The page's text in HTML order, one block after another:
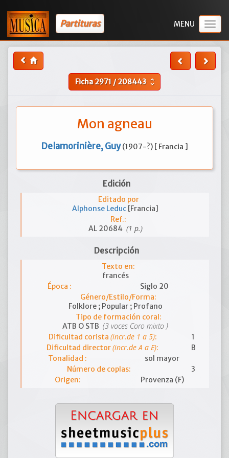
Partituras
Ficha2971 /208443 unfold_more
Mon agneau
Delamorinière, Guy (1907-?) [ Francia ]
Edición
Editado por
Alphonse Leduc [Francia]
Ref.:
AL 20684 (1 p.)
Descripción
Texto en:
francés
Época :
Siglo 20
Género/Estilo/Forma:
Folklore ; Popular ; Profano
Tipo de formación coral:
ATB O STB (3 voces Coro mixto )
Dificultad corista (incr.de 1 a 5):
1
Dificultad director(incr.de A a E):
B
Tonalidad :
sol mayor
Número de coplas:
3
Origen:
Provenza (F)